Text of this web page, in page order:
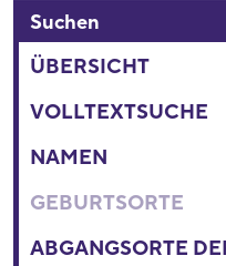
Suchen
ÜBERSICHT
VOLLTEXTSUCHE
NAMEN
GEBURTSORTE
ABGANGSORTE